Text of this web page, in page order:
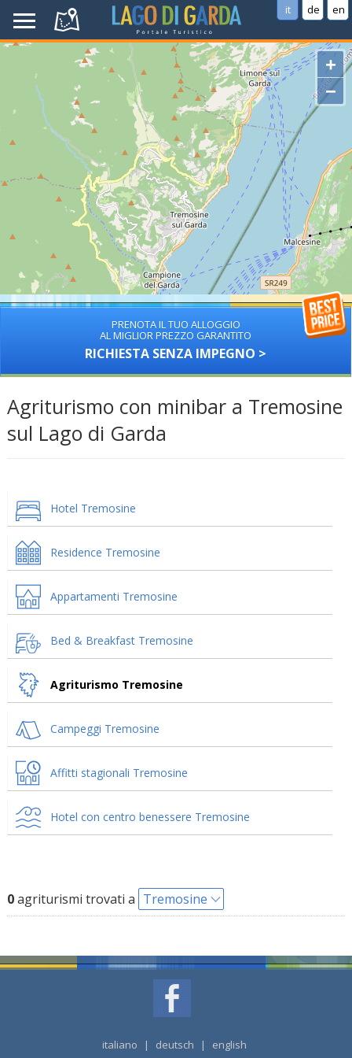
it de en
+
−
PRENOTA IL TUO ALLOGGIO
AL MIGLIOR PREZZO GARANTITO
RICHIESTA SENZA IMPEGNO >
Agriturismo con minibar a Tremosine
sul Lago di Garda
Hotel Tremosine
Residence Tremosine
Appartamenti Tremosine
Bed & Breakfast Tremosine
Agriturismo Tremosine
Campeggi Tremosine
Affitti stagionali Tremosine
Hotel con centro benessere Tremosine
0agriturismi trovati a Tremosine
italiano | deutsch | english